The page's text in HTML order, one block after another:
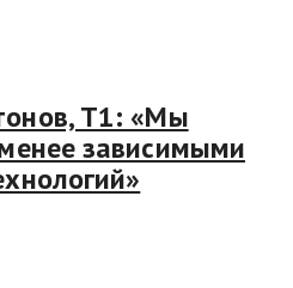
Т1: «Мы
зависимыми